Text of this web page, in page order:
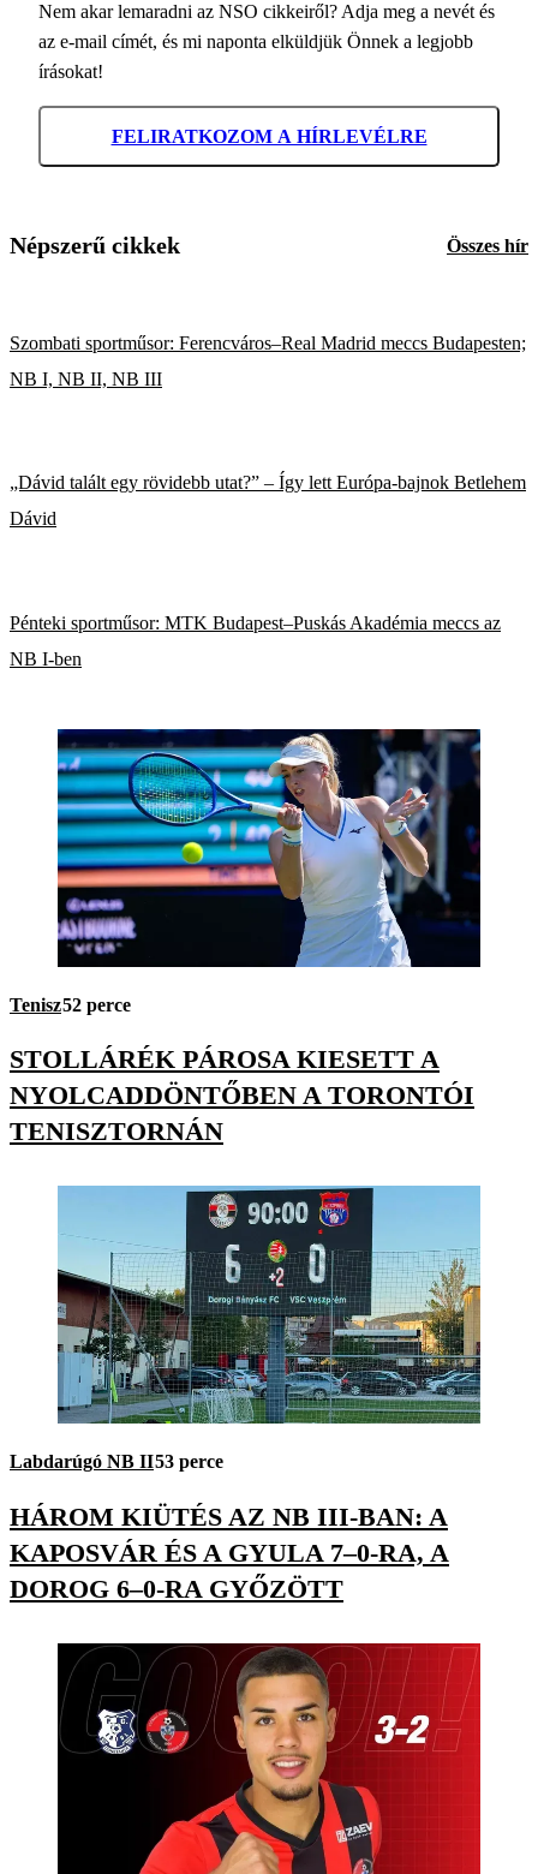
Nem akar lemaradni az NSO cikkeiről? Adja meg a nevét és
az e-mail címét, és mi naponta elküldjük Önnek a legjobb
írásokat!
FELIRATKOZOM A HÍRLEVÉLRE
Népszerű cikkek Összes hír
Szombati sportműsor: Ferencváros–Real Madrid meccs Budapesten;
NB I, NB II, NB III
„Dávid talált egy rövidebb utat?” – Így lett Európa-bajnok Betlehem
Dávid
Pénteki sportműsor: MTK Budapest–Puskás Akadémia meccs az
NB I-ben
Tenisz52 perce
STOLLÁRÉK PÁROSA KIESETT A
NYOLCADDÖNTŐBEN A TORONTÓI
TENISZTORNÁN
Labdarúgó NB II53 perce
HÁROM KIÜTÉS AZ NB III-BAN: A
KAPOSVÁR ÉS A GYULA 7–0-RA, A
DOROG 6–0-RA GYŐZÖTT